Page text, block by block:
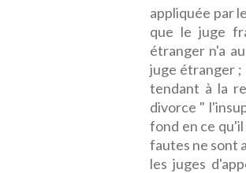
appliquée par
que le juge
étranger n'a
juge étranger ;
tendant à la
divorce "
fond en ce
fautes ne sont
les juges